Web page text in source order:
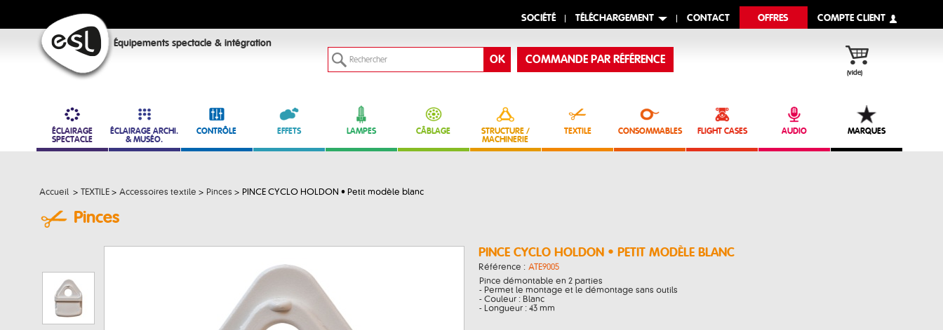
SOCIÉTÉ TÉLÉCHARGEMENT CONTACT OFFRES COMPTE CLIENT
Équipements spectacle & intégration
(vide)
COMMANDE PAR RÉFÉRENCE
ÉCLAIRAGE
SPECTACLE
ÉCLAIRAGE ARCHI.
& MUSÉO.
CONTRÔLE EFFETS LAMPES CÂBLAGE
STRUCTURE /
MACHINERIE
TEXTILE CONSOMMABLES FLIGHT CASES AUDIO MARQUES
Accueil > TEXTILE > Accessoires textile > Pinces > PINCE CYCLO HOLDON • Petit modèle blanc
Pinces
PINCE CYCLO HOLDON • PETIT MODÈLE BLANC
Référence : ATE9005
Pince démontable en 2 parties
- Permet le montage et le démontage sans outils
- Couleur : Blanc
- Longueur : 43 mm